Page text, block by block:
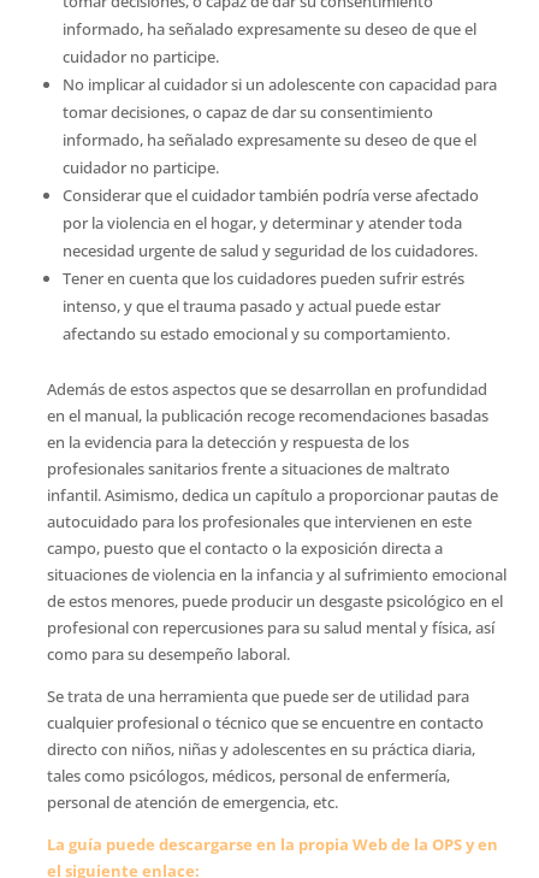
informado, ha señalado expresamente su deseo de que el
cuidador no participe.
No implicar al cuidador si un adolescente con capacidad para
tomar decisiones, o capaz de dar su consentimiento
informado, ha señalado expresamente su deseo de que el
cuidador no participe.
Considerar que el cuidador también podría verse afectado
por la violencia en el hogar, y determinar y atender toda
necesidad urgente de salud y seguridad de los cuidadores.
Tener en cuenta que los cuidadores pueden sufrir estrés
intenso, y que el trauma pasado y actual puede estar
afectando su estado emocional y su comportamiento.
Además de estos aspectos que se desarrollan en profundidad
en el manual, la publicación recoge recomendaciones basadas
en la evidencia para la detección y respuesta de los
profesionales sanitarios frente a situaciones de maltrato
infantil. Asimismo, dedica un capítulo a proporcionar pautas de
autocuidado para los profesionales que intervienen en este
campo, puesto que el contacto o la exposición directa a
situaciones de violencia en la infancia y al sufrimiento emocional
de estos menores, puede producir un desgaste psicológico en el
profesional con repercusiones para su salud mental y física, así
como para su desempeño laboral.
Se trata de una herramienta que puede ser de utilidad para
cualquier profesional o técnico que se encuentre en contacto
directo con niños, niñas y adolescentes en su práctica diaria,
tales como psicólogos, médicos, personal de enfermería,
personal de atención de emergencia, etc.
La guía puede descargarse en la propia Webde la OPS y en
el siguiente enlace: